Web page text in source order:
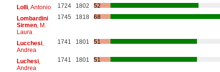
Lolli, Antonio 1724 1802
52
Lombardini
Sirmen, M.
Laura
1745 1818 68
Lucchesi,
Andrea
1741 1801 51
Luchesi,
Andrea
1741 1801 51